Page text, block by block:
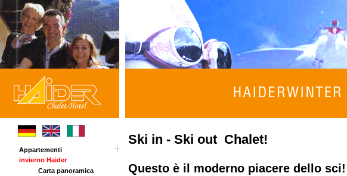
Appartementi
Tour
invierno Haider
Carta panoramica
Ski in - Ski out Chalet!
Questo è il moderno piacere dello sci!